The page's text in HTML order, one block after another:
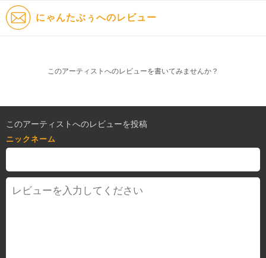
にゃんたぶぅへのレビュー
このアーティストへのレビューを書いてみませんか？
このアーティストへのレビューを投稿
ニックネーム